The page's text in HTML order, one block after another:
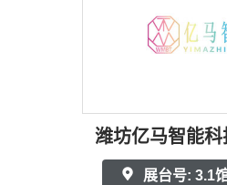
潍坊亿马智能科
展台号: 3.1